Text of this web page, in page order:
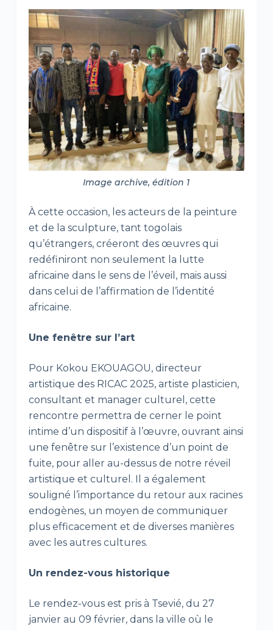
Image archive, édition 1
À cette occasion, les acteurs de la peinture
et de la sculpture, tant togolais
qu’étrangers, créeront des œuvres qui
redéfiniront non seulement la lutte
africaine dans le sens de l’éveil, mais aussi
dans celui de l’affirmation de l’identité
africaine.
Une fenêtre sur l’art
Pour Kokou EKOUAGOU, directeur
artistique des RICAC 2025, artiste plasticien,
consultant et manager culturel, cette
rencontre permettra de cerner le point
intime d’un dispositif à l’œuvre, ouvrant ainsi
une fenêtre sur l’existence d’un point de
fuite, pour aller au-dessus de notre réveil
artistique et culturel. Il a également
souligné l’importance du retour aux racines
endogènes, un moyen de communiquer
plus efficacement et de diverses manières
avec les autres cultures.
Un rendez-vous historique
Le rendez-vous est pris à Tsevié, du 27
janvier au 09 février, dans la ville où le